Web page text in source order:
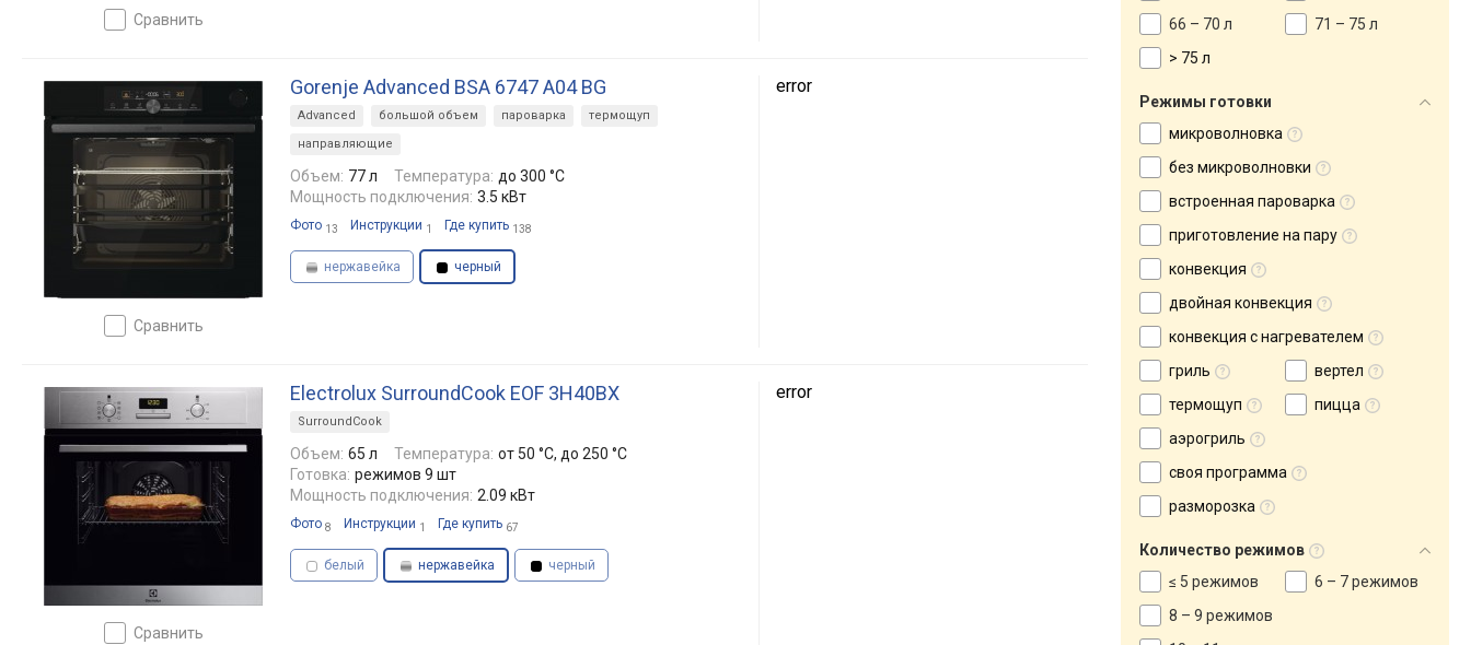
сравнить
сравнить
Gorenje Advanced BSA 6747 A04 BG
Advanced большой объем пароварка
термощуп
направляющие
Объем: 77 л Температура: до 300 °C
Мощность подключения: 3.5 кВт
Фото 13 Инструкции 1 Где купить 138
нержавейка черный
error
сравнить
Electrolux SurroundCook EOF 3H40BX
SurroundCook
Объем: 65 л Температура: от 50 °C, до 250 °C
Готовка: режимов 9 шт
Мощность подключения: 2.09 кВт
Фото 8 Инструкции 1 Где купить 67
белый нержавейка черный
error
66 – 70 л
71 – 75 л
> 75 л
Режимы готовки
микроволновка
без микроволновки
встроенная пароварка
приготовление на пару
конвекция
двойная конвекция
конвекция с нагревателем
гриль
вертел
термощуп
пицца
аэрогриль
своя программа
разморозка
Количество режимов
≤ 5 режимов
6 – 7 режимов
8 – 9 режимов